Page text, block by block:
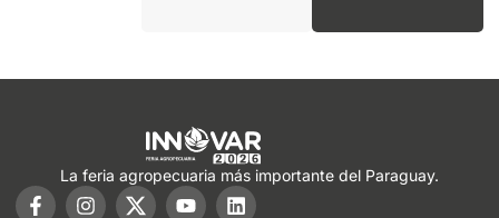
La feria agropecuaria más importante del Paraguay.